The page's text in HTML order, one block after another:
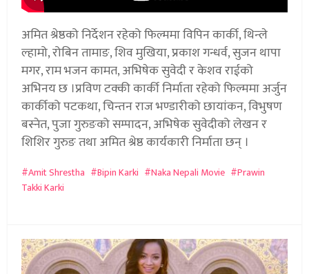
अमित श्रेष्ठको निर्देशन रहेको फिल्ममा विपिन कार्की, थिन्ले
ल्हामो, रोबिन तामाङ, शिव मुखिया, प्रकाश गन्धर्व, सुजन थापा
मगर, राम भजन कामत, अभिषेक सुवेदी र केशव राईको
अभिनय छ ।प्रविण टक्की कार्की निर्माता रहेको फिल्ममा अर्जुन
कार्कीको पटकथा, चिन्तन राज भण्डारीको छायांकन, विभुषण
बस्नेत, पुजा गुरुङको सम्पादन, अभिषेक सुवेदीको लेखन र
शिशिर गुरुङ तथा अमित श्रेष्ठ कार्यकारी निर्माता छन् ।
Amit Shrestha Bipin Karki Naka Nepali Movie
Prawin
Takki Karki